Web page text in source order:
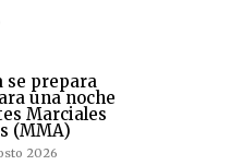
se prepara
una noche
Marciales
(MMA)
2026